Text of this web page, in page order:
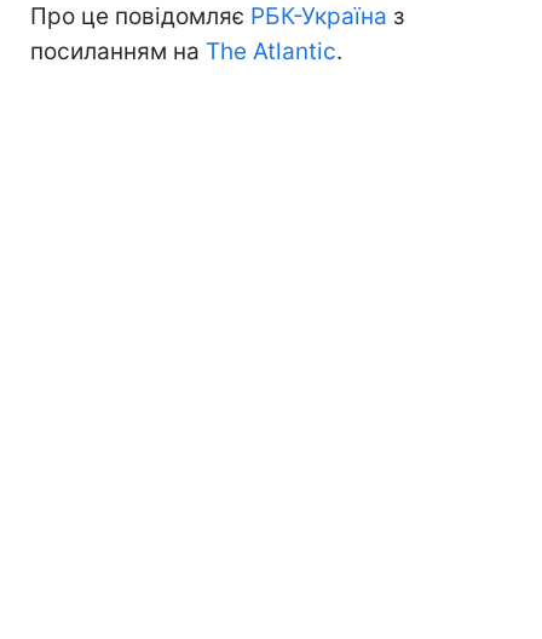
Про це повідомляє РБК-Україна з
посиланням на The Atlantic.